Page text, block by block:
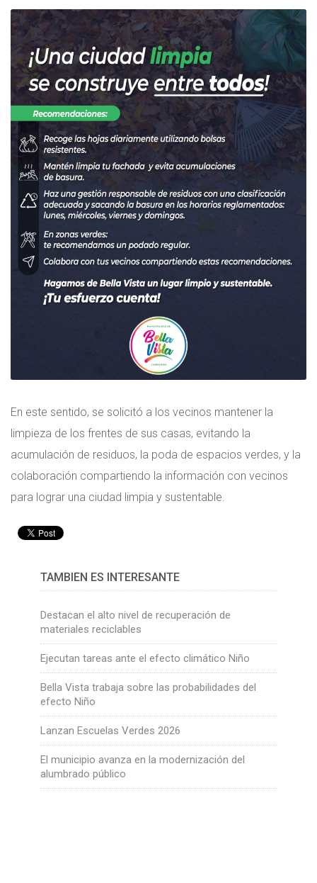
En este sentido, se solicitó a los vecinos mantener la
limpieza de los frentes de sus casas, evitando la
acumulación de residuos, la poda de espacios verdes, y la
colaboración compartiendo la información con vecinos
para lograr una ciudad limpia y sustentable.
TAMBIÉN ES INTERESANTE
Destacan el alto nivel de recuperación de
materiales reciclables
Ejecutan tareas ante el efecto climático Niño
Bella Vista trabaja sobre las probabilidades del
efecto Niño
Lanzan Escuelas Verdes 2026
El municipio avanza en la modernización del
alumbrado público